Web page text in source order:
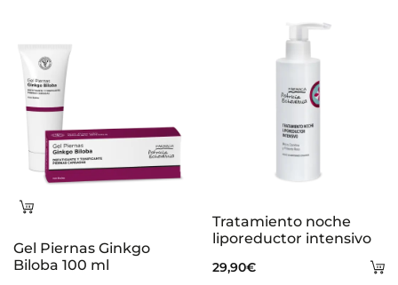
Leer
Gel Piernas Ginkgo
Biloba 100 ml
Tratamiento noche
liporeductor intensivo
29,90€